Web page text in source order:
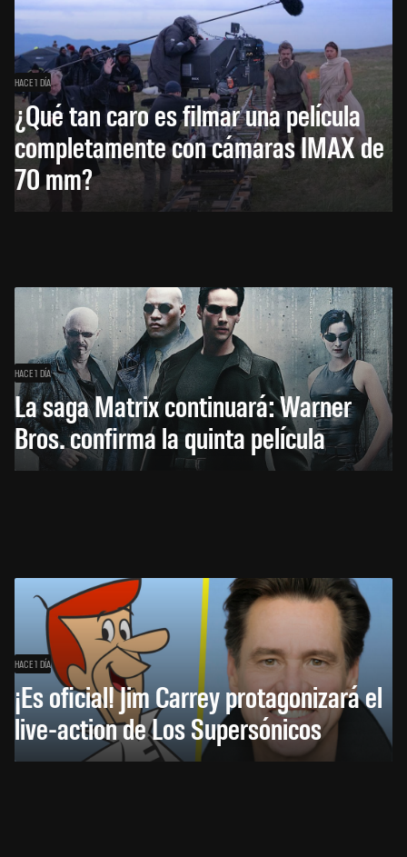
HACE 1 DÍA
¿Qué tan caro es filmar una película
completamente con cámaras IMAX de
70 mm?
HACE 1 DÍA
La saga Matrix continuará: Warner
Bros. confirma la quinta película
HACE 1 DÍA
¡Es oficial! Jim Carrey protagonizará el
live-action de Los Supersónicos